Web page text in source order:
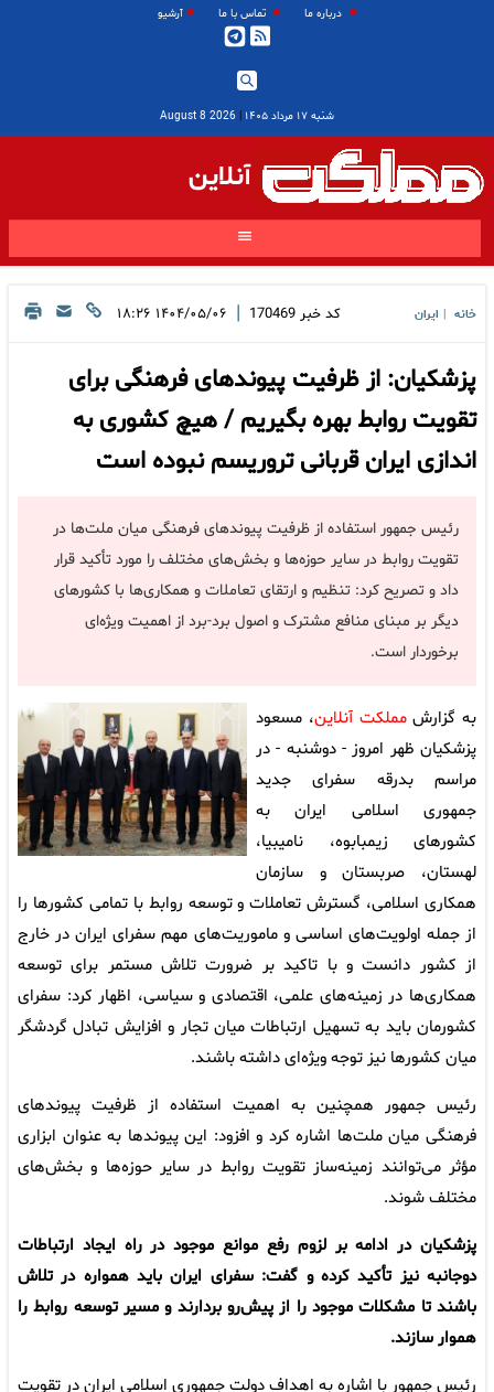
درباره ما تماس با ما آرشیو
شنبه ۱۷ مرداد ۱۴۰۵ |
2026 August 8
آنلاین
خانه ایران کد خبر 170469
| ۱۴۰۴/۰۵/۰۶ ۱۸:۲۶
پزشکیان: از ظرفیت پیوندهای فرهنگی برای
تقویت روابط بهره بگیریم / هیچ کشوری به
اندازی ایران قربانی تروریسم نبوده است
رئیس جمهور استفاده از ظرفیت پیوندهای فرهنگی میان ملت‌ها در
تقویت روابط در سایر حوزه‌ها و بخش‌های مختلف را مورد تأکید قرار
داد و تصریح کرد: تنظیم و ارتقای تعاملات و همکاری‌ها با کشورهای
دیگر بر مبنای منافع مشترک و اصول برد-برد از اهمیت ویژه‌ای
برخوردار است.
به گزارشمملکت آنلاین، مسعود
پزشکیان ظهر امروز - دوشنبه - در
مراسم بدرقه سفرای جدید
جمهوری اسلامی ایران به
کشورهای زیمبابوه، نامیبیا،
لهستان، صربستان و سازمان
همکاری اسلامی، گسترش تعاملات و توسعه روابط با تمامی کشورها را
از جمله اولویت‌های اساسی و ماموریت‌های مهم سفرای ایران در خارج
از کشور دانست و با تاکید بر ضرورت تلاش مستمر برای توسعه
همکاری‌ها در زمینه‌های علمی، اقتصادی و سیاسی، اظهار کرد: سفرای
کشورمان باید به تسهیل ارتباطات میان تجار و افزایش تبادل گردشگر
میان کشورها نیز توجه ویژه‌ای داشته باشند.
رئیس جمهور همچنین به اهمیت استفاده از ظرفیت پیوندهای
فرهنگی میان ملت‌ها اشاره کرد و افزود: این پیوندها به عنوان ابزاری
مؤثر می‌توانند زمینه‌ساز تقویت روابط در سایر حوزه‌ها و بخش‌های
مختلف شوند.
پزشکیان در ادامه بر لزوم رفع موانع موجود در راه ایجاد ارتباطات
دوجانبه نیز تأکید کرده و گفت: سفرای ایران باید همواره در تلاش
باشند تا مشکلات موجود را از پیش‌رو بردارند و مسیر توسعه روابط را
هموار سازند.
رئیس جمهور با اشاره به اهداف دولت جمهوری اسلامی ایران در تقویت